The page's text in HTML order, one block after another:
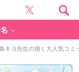
キヨ先生の描く大人気コミ